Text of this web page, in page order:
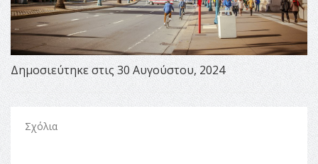
Δημοσιεύτηκε στις 30 Αυγούστου, 2024
Σχόλια